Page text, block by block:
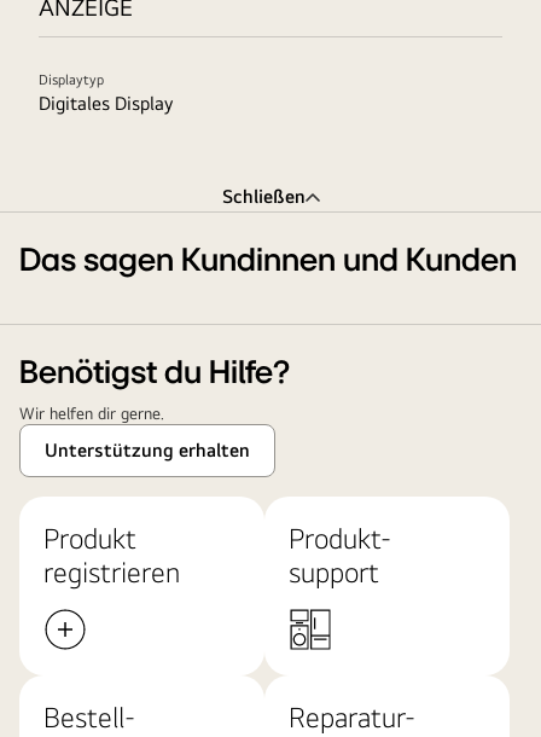
ANZEIGE
Displaytyp
Digitales Display
Schließen
Das sagen Kundinnen und Kunden
Benötigst du Hilfe?
Wir helfen dir gerne.
Unterstützung erhalten
Produkt
registrieren
Produkt-
support
Bestell-
Reparatur-